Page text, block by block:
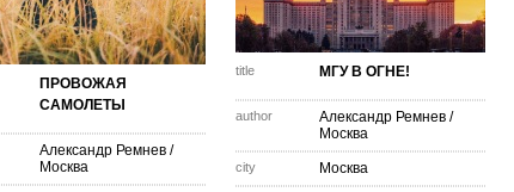
ПРОВОЖАЯ
САМОЛЕТЫ
Александр Ремнев /
Москва
title МГУ В ОГНЕ!
author Александр Ремнев /
Москва
city Москва